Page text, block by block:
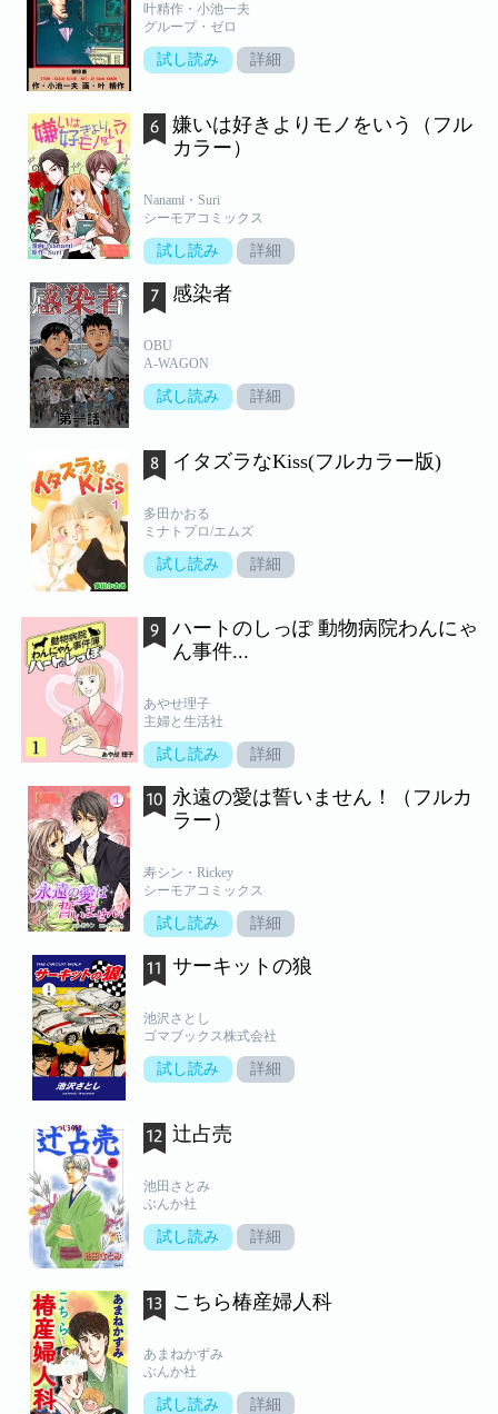
叶精作・小池一夫
グループ・ゼロ
試し読み 詳細
嫌いは好きよりモノをいう（フル
カラー）
Nanami・Suri
シーモアコミックス
試し読み 詳細
感染者
OBU
A-WAGON
試し読み 詳細
イタズラなKiss(フルカラー版)
多田かおる
ミナトプロ/エムズ
試し読み 詳細
ハートのしっぽ 動物病院わんにゃ
ん事件...
あやせ理子
主婦と生活社
試し読み 詳細
永遠の愛は誓いません！（フルカ
ラー）
寿シン・Rickey
シーモアコミックス
試し読み 詳細
サーキットの狼
池沢さとし
ゴマブックス株式会社
試し読み 詳細
辻占売
池田さとみ
ぶんか社
試し読み 詳細
こちら椿産婦人科
あまねかずみ
ぶんか社
試し読み 詳細